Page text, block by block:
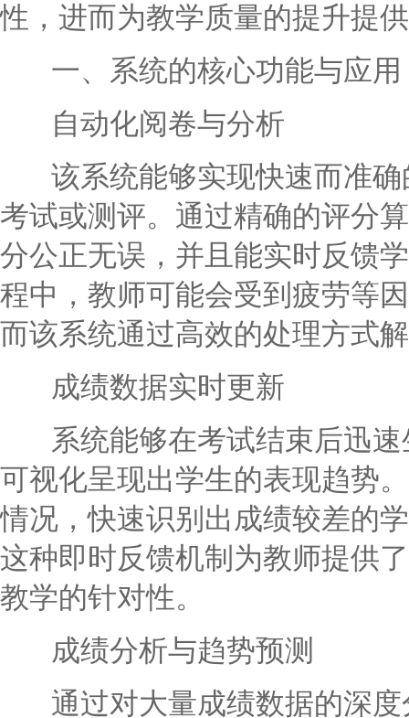
性，进而为教学质量的提升提
一、系统的核心功能与应用
自动化阅卷与分析
该系统能够实现快速而准确
考试或测评。通过精确的评分
分公正无误，并且能实时反馈
程中，教师可能会受到疲劳等
而该系统通过高效的处理方式
成绩数据实时更新
系统能够在考试结束后迅速
可视化呈现出学生的表现趋势
情况，快速识别出成绩较差的
这种即时反馈机制为教师提供
教学的针对性。
成绩分析与趋势预测
通过对大量成绩数据的深度